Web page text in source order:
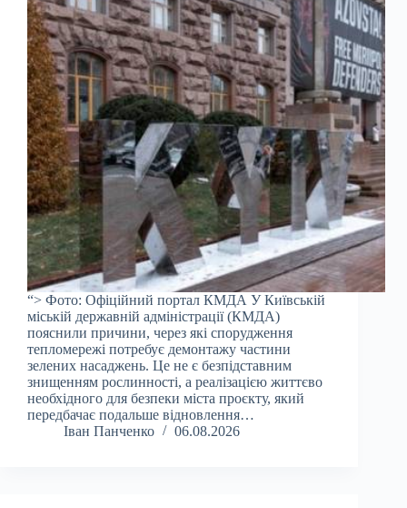
“> Фото: Офіційний портал КМДА У Київській
міській державній адміністрації (КМДА)
пояснили причини, через які спорудження
тепломережі потребує демонтажу частини
зелених насаджень. Це не є безпідставним
знищенням рослинності, а реалізацією життєво
необхідного для безпеки міста проєкту, який
передбачає подальше відновлення…
Іван Панченко
06.08.2026